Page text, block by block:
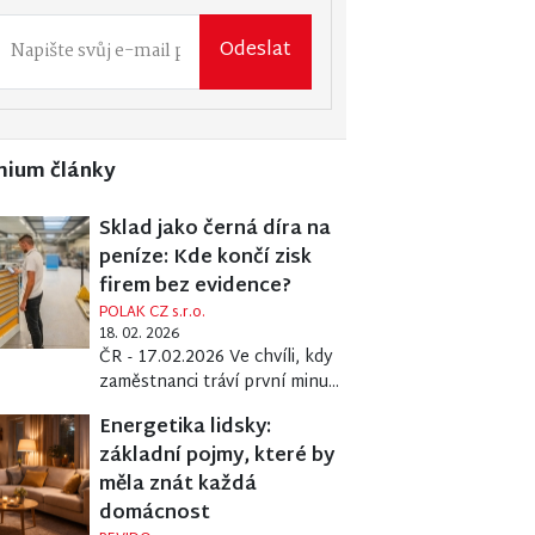
Odeslat
články
Sklad jako černá díra na
peníze: Kde končí zisk
firem bez evidence?
POLAK CZ s.r.o.
18. 02. 2026
ČR - 17.02.2026 Ve chvíli, kdy
zaměstnanci tráví první minu...
Energetika lidsky:
základní pojmy, které by
měla znát každá
domácnost